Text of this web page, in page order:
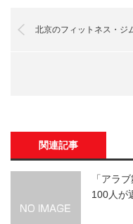
北京のフィットネス・
関連記事
「アラ
100人が